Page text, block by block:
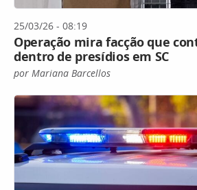
25/03/26 - 08:19
Operação mira facção que
dentro de presídios em SC
por Mariana Barcellos